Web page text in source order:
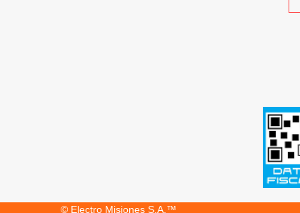
© Electro Misiones S.A.™